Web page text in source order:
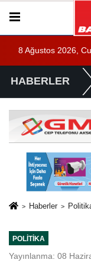
8 Ağustos 2026,
HABERLER
Haberler
POLITIKA
Yayınlanma: 08